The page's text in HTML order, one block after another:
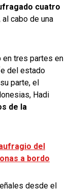
cuatro
al cabo de una
en tres partes en
del estado
parte, el
Hadi
de la
del
a bordo
desde el